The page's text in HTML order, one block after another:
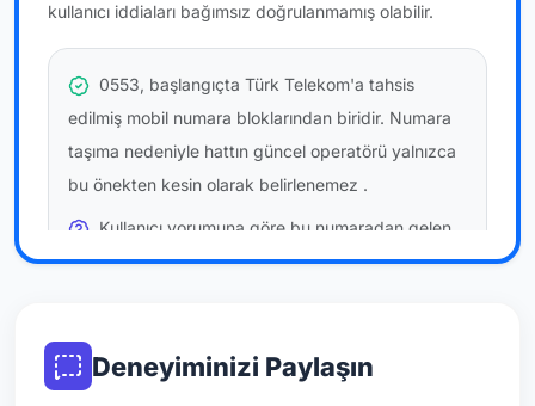
kullanıcı iddiaları bağımsız doğrulanmamış olabilir.
0553, başlangıçta Türk Telekom'a tahsis
edilmiş mobil numara bloklarından biridir. Numara
taşıma nedeniyle hattın güncel operatörü yalnızca
bu önekten kesin olarak belirlenemez .
Kullanıcı yorumuna göre bu numaradan gelen
çağrılaratemkinli yaklaşmanızönerilir; bu bir site
resmi doğrulama niteliği taşımaz.
Deneyiminizi Paylaşın